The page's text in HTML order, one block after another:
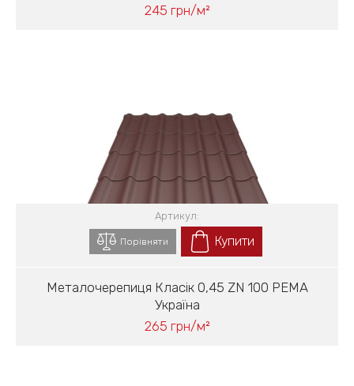
245 грн/м²
Металочерепиця Класік 0,45 ZN 100 PEMA
Україна
265 грн/м²
Артикул:
Порівняти Купити